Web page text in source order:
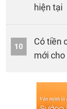
hiện tại
10
Có tiền
mới